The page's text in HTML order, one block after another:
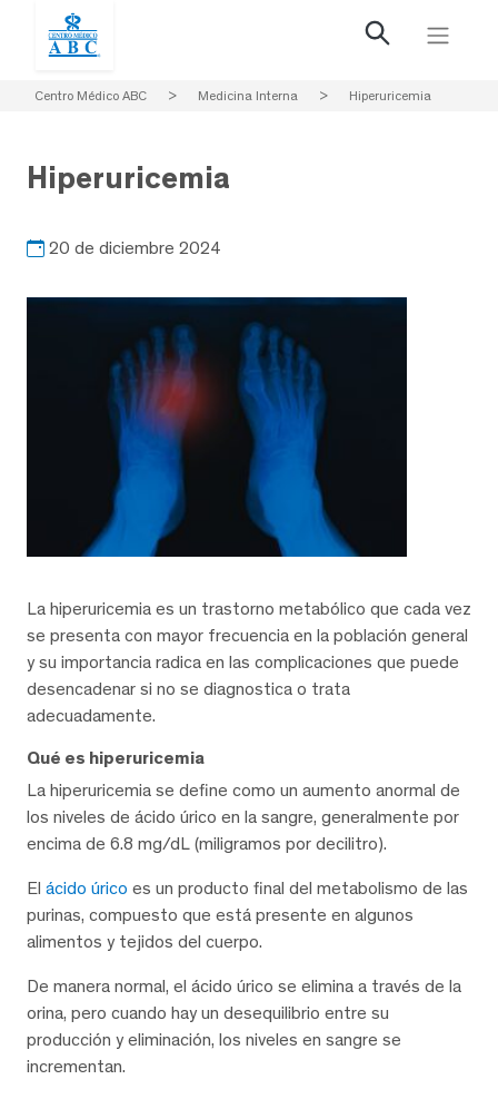
Centro Médico ABC > Medicina Interna > Hiperuricemia
Hiperuricemia
20 de diciembre 2024
La hiperuricemia es un trastorno metabólico que cada vez
se presenta con mayor frecuencia en la población general
y su importancia radica en las complicaciones que puede
desencadenar si no se diagnostica o trata
adecuadamente.
Qué es hiperuricemia
La hiperuricemia se define como un aumento anormal de
los niveles de ácido úrico en la sangre, generalmente por
encima de 6.8 mg/dL (miligramos por decilitro).
El ácido úrico es un producto final del metabolismo de las
purinas, compuesto que está presente en algunos
alimentos y tejidos del cuerpo.
De manera normal, el ácido úrico se elimina a través de la
orina, pero cuando hay un desequilibrio entre su
producción y eliminación, los niveles en sangre se
incrementan.